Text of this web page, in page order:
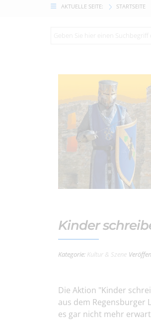
AKTUELLE SEITE: STARTSEITE
Kinder
Kategorie: Kultur & Szene
Die Aktion "Kinder
aus dem Regensburger
es gar nicht mehr